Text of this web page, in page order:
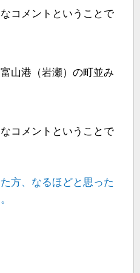
コメントということで
山港（岩瀬）の町並み
コメントということで
方、なるほどと思った